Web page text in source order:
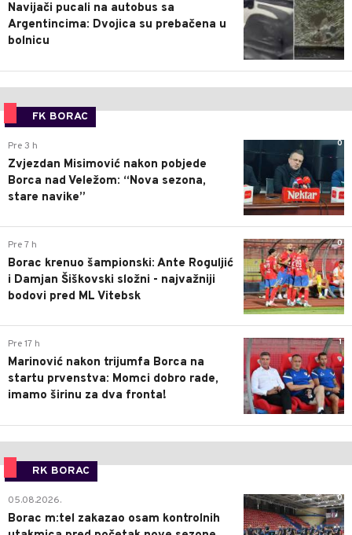
Navijači pucali na autobus sa
Argentincima: Dvojica su prebačena u
bolnicu
FK BORAC
0
Pre 3 h
Zvjezdan Misimović nakon pobjede
Borca nad Veležom: “Nova sezona,
stare navike”
0
Pre 7 h
Borac krenuo šampionski: Ante Roguljić
i Damjan Šiškovski složni - najvažniji
bodovi pred ML Vitebsk
1
Pre 17 h
Marinović nakon trijumfa Borca na
startu prvenstva: Momci dobro rade,
imamo širinu za dva fronta!
RK BORAC
0
05.08.2026.
Borac m:tel zakazao osam kontrolnih